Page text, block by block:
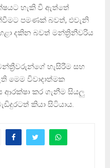
හැකි වී ඇත්තේ
පමණක් බවත්, එවැනි
දකින බවත් මන්ත්‍රිනීවරිය
හැසිරීම සහ
මෙම විවාදාත්මක
කර ගැනීම සියලු
කියා සිටියාය.